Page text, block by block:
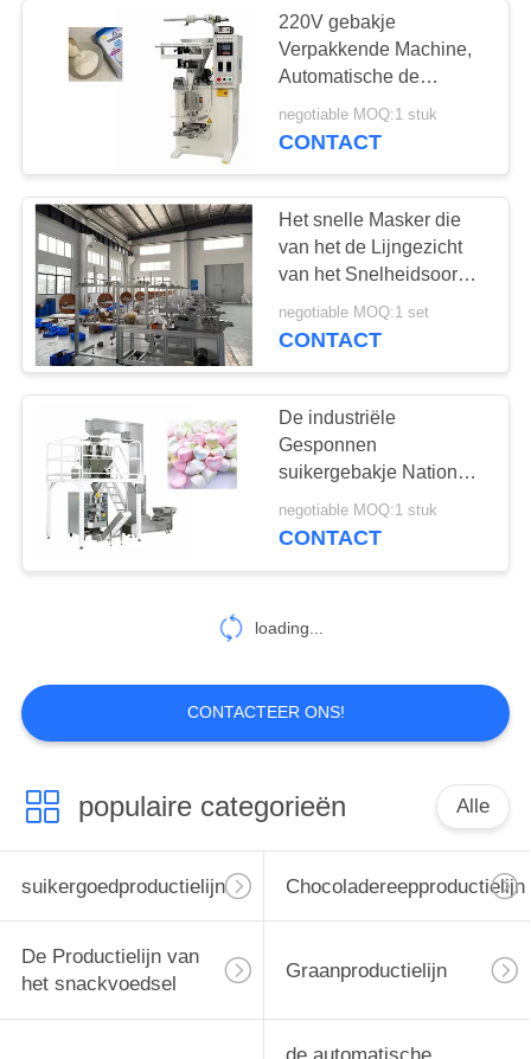
suikergoed
verpakkende
machine
83
chocolade
verpakkende
machine
gebakje
machine
136
Suikergoed die
Machine vormen
124
220V gebakje
Verpakkende Machine,
Automatische de
Pindakaashoning van
de Saladejam Het
negotiable MOQ:1 stuk
CONTACT
Het snelle Masker die
van het de Lijngezicht
van het Snelheidsoor
Machine met het
Verzegelen Functie
negotiable MOQ:1 set
CONTACT
De industriële
Gesponnen
suikergebakje Nationale
Norm van de
Verpakkingsmachine
negotiable MOQ:1 stuk
CONTACT
loading...
CONTACTEER ONS!
populaire categorieën Alle
suikergoedproductielijn Chocoladereepproductielijn
De Productielijn van
het snackvoedsel
Graanproductielijn